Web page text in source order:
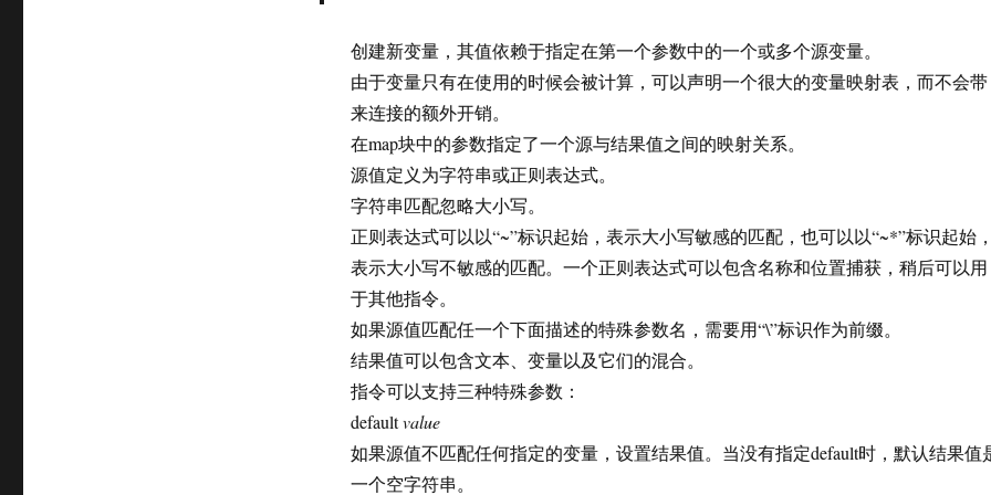
创建新变量，其值依赖于指定在第一个参数中的一个或多个源变量。
由于变量只有在使用的时候会被计算，可以声明一个很大的变量映射表，而不会带
来连接的额外开销。
在map块中的参数指定了一个源与结果值之间的映射关系。
源值定义为字符串或正则表达式。
字符串匹配忽略大小写。
正则表达式可以以“~”标识起始，表示大小写敏感的匹配，也可以以“~*”标识起始
表示大小写不敏感的匹配。一个正则表达式可以包含名称和位置捕获，稍后可以用
于其他指令。
如果源值匹配任一个下面描述的特殊参数名，需要用“\”标识作为前缀。
结果值可以包含文本、变量以及它们的混合。
指令可以支持三种特殊参数：
defaultvalue
如果源值不匹配任何指定的变量，设置结果值。当没有指定default时，默认结果值
一个空字符串。